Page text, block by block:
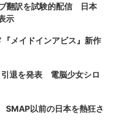
翻訳を試験的配信 日本
示
メイドインアビス』新作
引退を発表 電脳少女シロ
以前の日本を熱狂さ